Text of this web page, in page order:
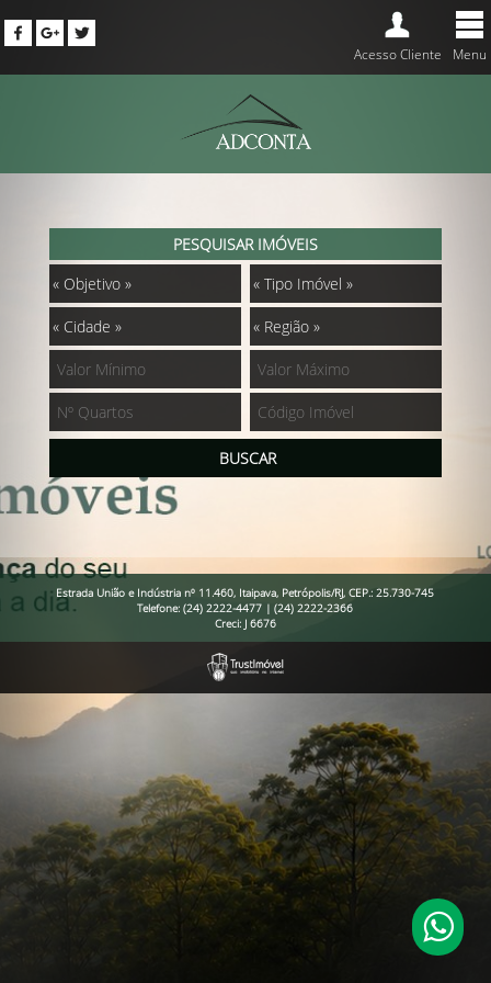
Menu
Acesso Cliente
PESQUISAR IMÓVEIS
Estrada União e Indústria nº 11.460, Itaipava, Petrópolis/RJ, CEP.: 25.730-745
Telefone: (24) 2222-4477 | (24) 2222-2366
Creci: J 6676